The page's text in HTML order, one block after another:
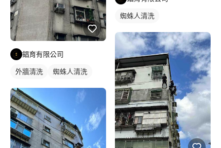
錩育有限公司
外牆清洗 蜘蛛人清洗
蜘蛛人清洗